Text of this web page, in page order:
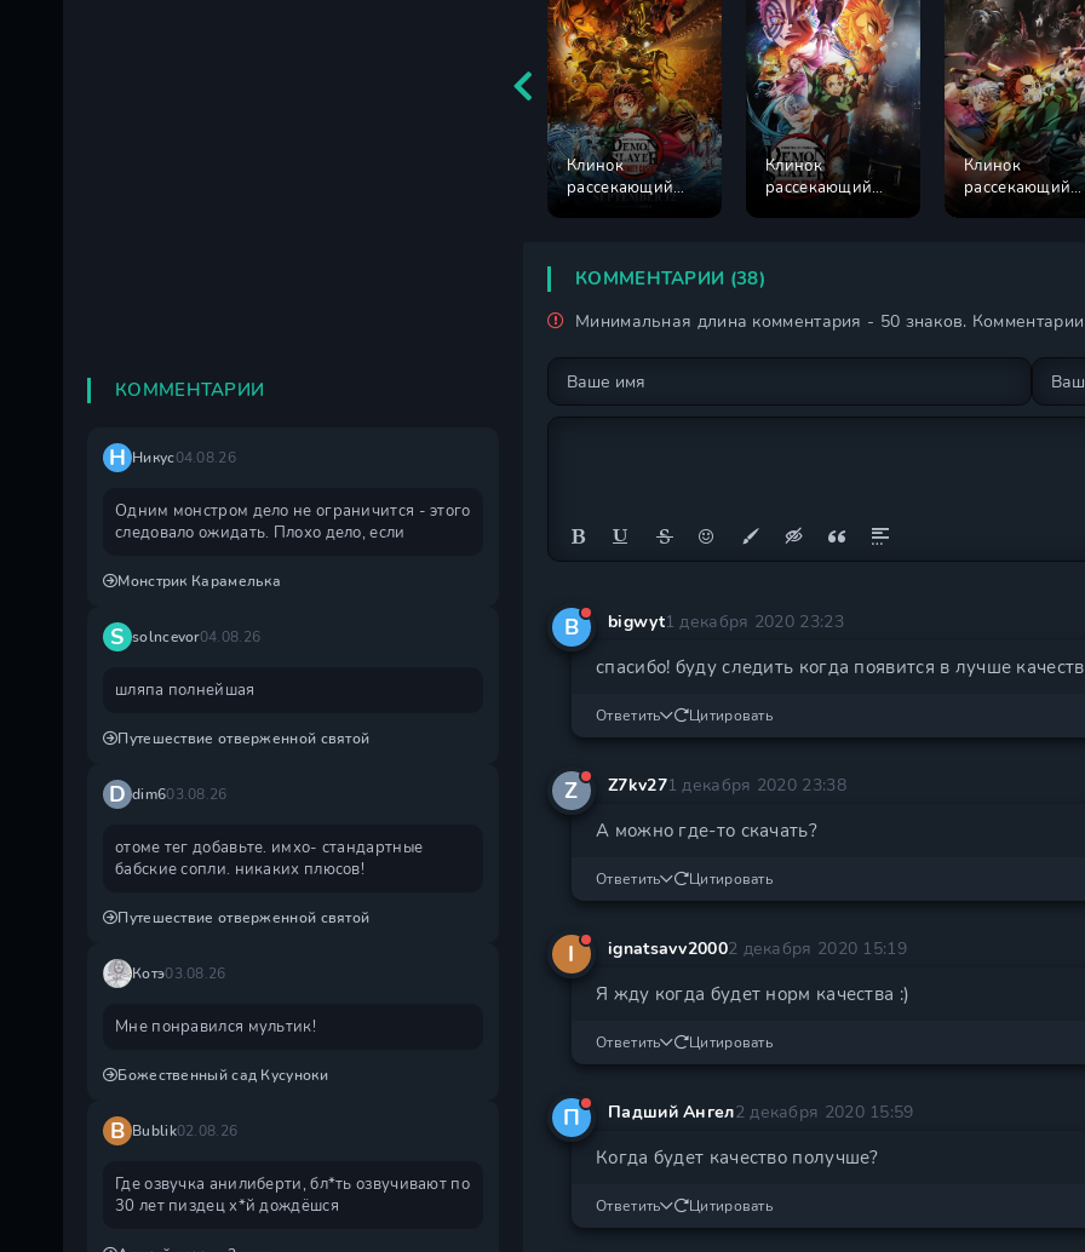
Клинок
рассекающий
Клинок
рассекающий
Клинок
рассекающий
КОММЕНТАРИИ (38)
Минимальная длина комментария - 50 знаков.
B bigwyt1 декабря 2020 23:23
спасибо! буду следить когда появится в лучше
Ответить Цитировать
Z Z7kv271 декабря 2020 23:38
А можно где-то скачать?
Ответить Цитировать
I ignatsavv20002 декабря 2020 15:19
Я жду когда будет норм качества :)
Ответить Цитировать
П Падший Ангел2 декабря 2020 15:59
Когда будет качество получше?
Ответить Цитировать
КОММЕНТАРИИ
Н Никус04.08.26
Одним монстром дело не ограничится - этого
следовало ожидать. Плохо дело, если
Монстрик Карамелька
S solncevor04.08.26
шляпа полнейшая
Путешествие отверженной святой
D dim603.08.26
отоме тег добавьте. имхо- стандартные
бабские сопли. никаких плюсов!
Путешествие отверженной святой
Котэ03.08.26
Мне понравился мультик!
Божественный сад Кусуноки
B Bublik02.08.26
Где озвучка анилиберти, бл*ть озвучивают по
30 лет пиздец х*й дождëшся